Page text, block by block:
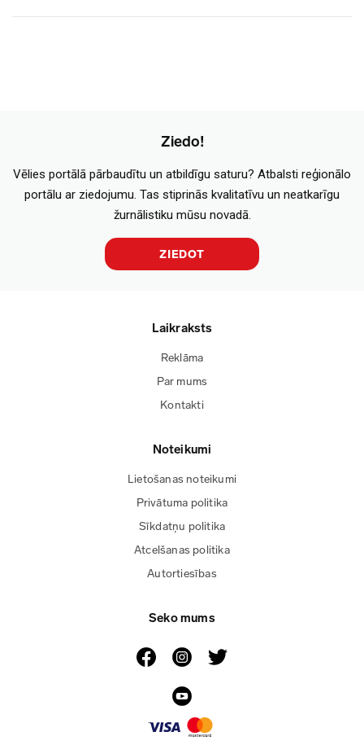
Ziedo!
Vēlies portālā pārbaudītu un atbildīgu saturu? Atbalsti reģionālo
portālu ar ziedojumu. Tas stiprinās kvalitatīvu un neatkarīgu
žurnālistiku mūsu novadā.
ZIEDOT
Laikraksts
Reklāma
Par mums
Kontakti
Noteikumi
Lietošanas noteikumi
Privātuma politika
Sīkdatņu politika
Atcelšanas politika
Autortiesības
Seko mums